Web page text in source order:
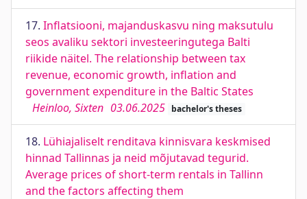
17. Inflatsiooni, majanduskasvu ning maksutulu
seos avaliku sektori investeeringutega Balti
riikide näitel. The relationship between tax
revenue, economic growth, inflation and
government expenditure in the Baltic States
Heinloo, Sixten 03.06.2025 bachelor's theses
18. Lühiajaliselt renditava kinnisvara keskmised
hinnad Tallinnas ja neid mõjutavad tegurid.
Average prices of short-term rentals in Tallinn
and the factors affecting them